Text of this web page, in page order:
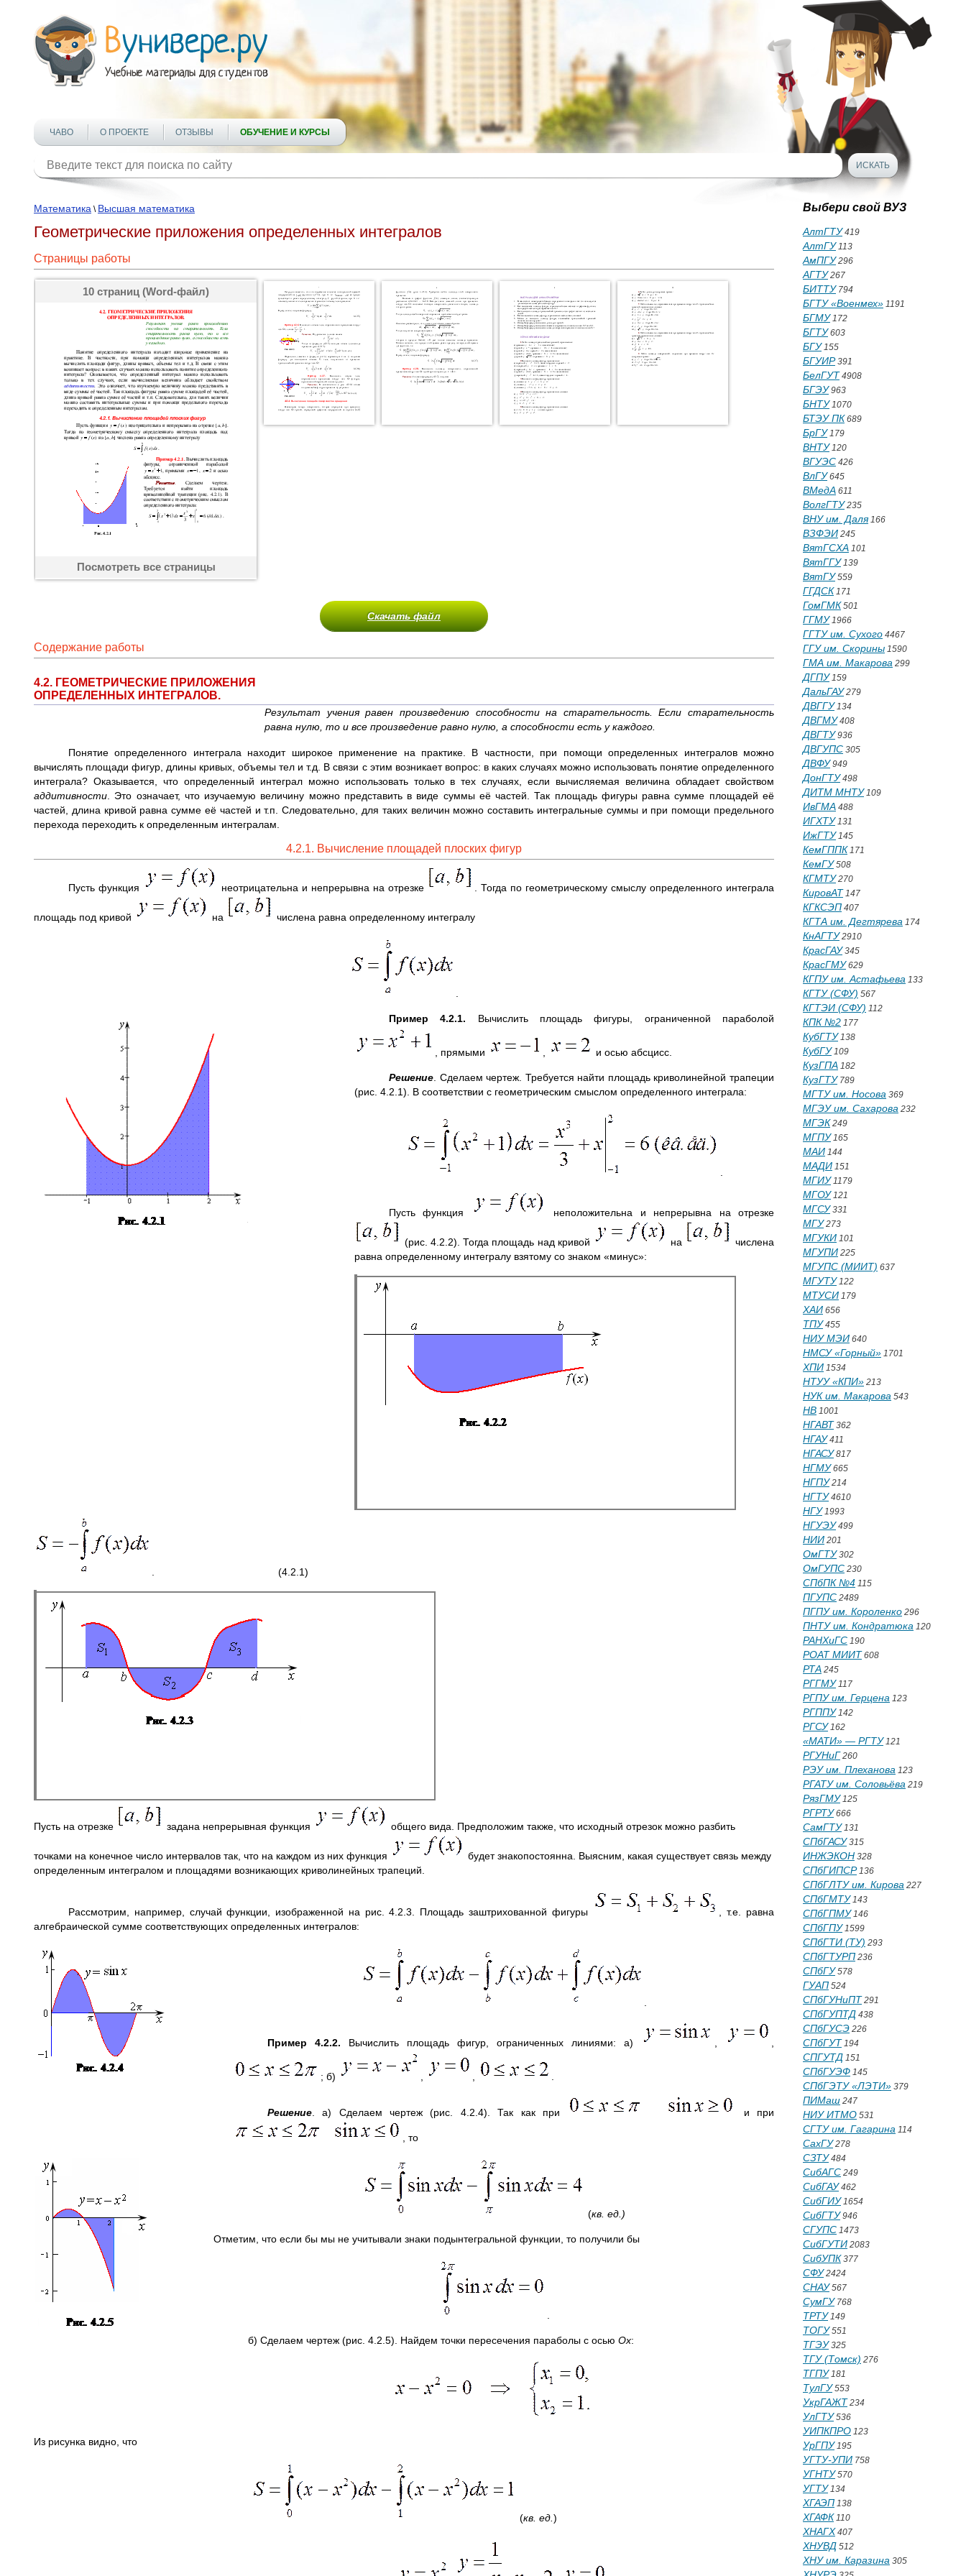
ЧАВО О ПРОЕКТЕ ОТЗЫВЫ ОБУЧЕНИЕ И КУРСЫ
Математика \ Высшая математика
Геометрические приложения определенных интегралов
Страницы работы
10 страниц (Word-файл)
Посмотреть все страницы
Скачать файл
Содержание работы
4.2. ГЕОМЕТРИЧЕСКИЕ ПРИЛОЖЕНИЯ
ОПРЕДЕЛЕННЫХ ИНТЕГРАЛОВ.
Результат учения равен произведению способности на старательность. Если старательность
равна нулю, то и все произведение равно нулю, а способности есть у каждого.
Понятие определенного интеграла находит широкое применение на практике. В частности, при помощи определенных интегралов можно
вычислять площади фигур, длины кривых, объемы тел и т.д. В связи с этим возникает вопрос: в каких случаях можно использовать понятие определенного
интеграла? Оказывается, что определенный интеграл можно использовать только в тех случаях, если вычисляемая величина обладает свойством
аддитивности . Это означает, что изучаемую величину можно представить в виде суммы её частей. Так площадь фигуры равна сумме площадей её
частей, длина кривой равна сумме её частей и т.п. Следовательно, для таких величин можно составить интегральные суммы и при помощи предельного
перехода переходить к определенным интегралам.
4.2.1. Вычисление площадей плоских фигур
Пусть функция неотрицательна и непрерывна на отрезке . Тогда по геометрическому смыслу определенного интеграла
площадь под кривой на числена равна определенному интегралу
Пример 4.2.1. Вычислить площадь фигуры, ограниченной параболой
, прямыми и осью абсцисс.
Решение . Сделаем чертеж. Требуется найти площадь криволинейной трапеции
(рис. 4.2.1). В соответствии с геометрическим смыслом определенного интеграла:
Пусть функция неположительна и непрерывна на отрезке
(рис. 4.2.2). Тогда площадь над кривой на
числена
равна определенному интегралу взятому со знаком «минус»:
. (4.2.1)
Пусть на отрезке задана непрерывная функция общего вида. Предположим также, что исходный отрезок можно разбить
точками на конечное число интервалов так, что на каждом из них функция
будет знакопостоянна. Выясним, какая существует связь между
определенным интегралом и площадями возникающих криволинейных трапеций.
Рассмотрим, например, случай функции, изображенной на рис. 4.2.3. Площадь заштрихованной фигуры
, т.е. равна
алгебраической сумме соответствующих определенных интегралов:
Пример 4.2.2. Вычислить площадь фигур, ограниченных линиями: а)
; б)
Решение . а) Сделаем чертеж (рис. 4.2.4). Так как при и при
, то
(кв. ед.)
Отметим, что если бы мы не учитывали знаки подынтегральной функции, то получили бы
б) Сделаем чертеж (рис. 4.2.5). Найдем точки пересечения параболы с осью Ox:
Из рисунка видно, что
(кв. ед. )
Выбери свой ВУЗ
АлтГТУ419
АлтГУ113
АмПГУ296
АГТУ267
БИТТУ794
БГТУ «Военмех» 1191
БГМУ172
БГТУ603
БГУ155
БГУИР391
БелГУТ 4908
БГЭУ963
БНТУ1070
БТЭУ ПК 689
БрГУ179
ВНТУ120
ВГУЭС 426
ВлГУ645
ВМедА 611
ВолгГТУ235
ВНУ им. Даля166
ВЗФЭИ 245
ВятГСХА 101
ВятГГУ139
ВятГУ559
ГГДСК 171
ГомГМК 501
ГГМУ1966
ГГТУ им. Сухого 4467
ГГУ им. Скорины 1590
ГМА им. Макарова 299
ДГПУ159
ДальГАУ279
ДВГГУ134
ДВГМУ408
ДВГТУ936
ДВГУПС 305
ДВФУ949
ДонГТУ498
ДИТМ МНТУ109
ИвГМА 488
ИГХТУ131
ИжГТУ145
КемГППК 171
КемГУ508
КГМТУ270
КировАТ 147
КГКСЭП 407
КГТА им. Дегтярева 174
КнАГТУ2910
КрасГАУ345
КрасГМУ629
КГПУ им. Астафьева 133
КГТУ (СФУ) 567
КГТЭИ (СФУ) 112
КПК №2 177
КубГТУ138
КубГУ109
КузГПА 182
КузГТУ789
МГТУ им. Носова 369
МГЭУ им. Сахарова 232
МГЭК 249
МГПУ165
МАИ 144
МАДИ 151
МГИУ1179
МГОУ121
МГСУ331
МГУ273
МГУКИ 101
МГУПИ 225
МГУПС (МИИТ) 637
МГУТУ122
МТУСИ 179
ХАИ 656
ТПУ455
НИУ МЭИ 640
НМСУ «Горный» 1701
ХПИ 1534
НТУУ «КПИ» 213
НУК им. Макарова 543
НВ 1001
НГАВТ 362
НГАУ411
НГАСУ817
НГМУ665
НГПУ214
НГТУ4610
НГУ1993
НГУЭУ499
НИИ 201
ОмГТУ302
ОмГУПС 230
СПбПК №4 115
ПГУПС 2489
ПГПУ им. Короленко 296
ПНТУ им. Кондратюка 120
РАНХиГС 190
РОАТ МИИТ 608
РТА 245
РГГМУ117
РГПУ им. Герцена 123
РГППУ142
РГСУ162
«МАТИ» — РГТУ121
РГУНиГ 260
РЭУ им. Плеханова 123
РГАТУ им. Соловьёва 219
РязГМУ125
РГРТУ666
СамГТУ131
СПбГАСУ315
ИНЖЭКОН 328
СПбГИПСР136
СПбГЛТУ им. Кирова 227
СПбГМТУ143
СПбГПМУ146
СПбГПУ1599
СПбГТИ (ТУ) 293
СПбГТУРП 236
СПбГУ578
ГУАП 524
СПбГУНиПТ 291
СПбГУПТД 438
СПбГУСЭ 226
СПбГУТ 194
СПГУТД 151
СПбГУЭФ 145
СПбГЭТУ «ЛЭТИ» 379
ПИМаш 247
НИУ ИТМО 531
СГТУ им. Гагарина 114
СахГУ278
СЗТУ484
СибАГС 249
СибГАУ462
СибГИУ1654
СибГТУ946
СГУПС 1473
СибГУТИ 2083
СибУПК 377
СФУ2424
СНАУ567
СумГУ768
ТРТУ149
ТОГУ551
ТГЭУ325
ТГУ (Томск) 276
ТГПУ181
ТулГУ553
УкрГАЖТ 234
УлГТУ536
УИПКПРО 123
УрГПУ195
УГТУ-УПИ 758
УГНТУ570
УГТУ134
ХГАЭП 138
ХГАФК 110
ХНАГХ 407
ХНУВД 512
ХНУ им. Каразина 305